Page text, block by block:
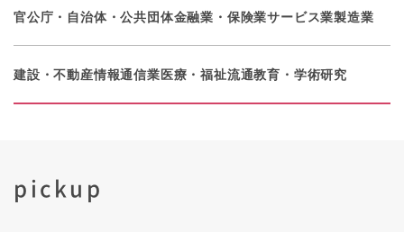
官公庁・自治体・公共団体金融業・保険業サービス業製造業
建設・不動産情報通信業医療・福祉流通教育・学術研究
pickup